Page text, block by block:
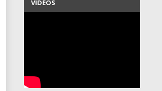
LES PROGRAMMES DEPUIS
2007
VIDÉOS